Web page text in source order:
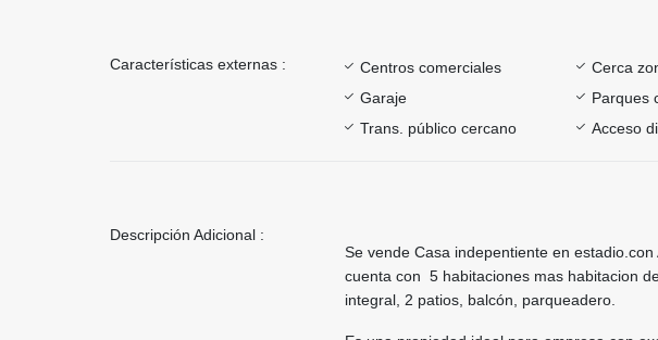
Características externas : Centros comerciales Cerca
Garaje
Parques
Trans. público cercano
Acceso
Descripción Adicional :
Se vende Casa indepentiente en
cuenta con 5 habitaciones mas habitacion
integral, 2 patios, balcón, parqueadero.